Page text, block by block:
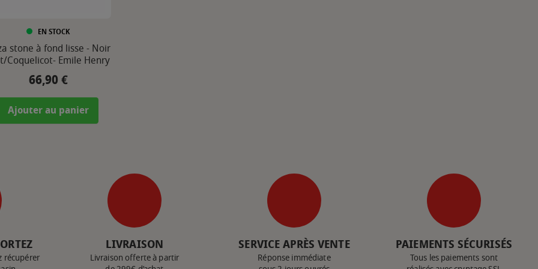
EN STOCK
stone à fond lisse - Noir
Coquelicot- Emile Henry
Prix
66,90 €
Ajouter au panier
récupérer
LIVRAISON
Livraison offerte à partir
SERVICE APRÈS VENTE
Réponse immédiate
PAIEMENTS SÉCURISÉS
Tous les paiements sont